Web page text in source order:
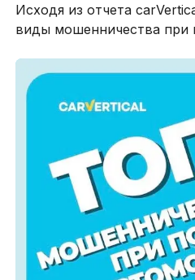
Исходя из отчета
виды мошенничества при